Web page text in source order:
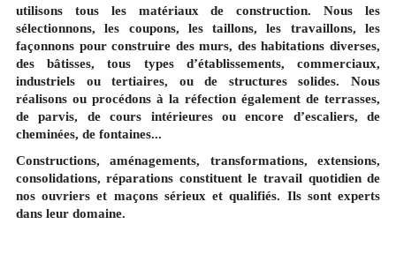
utilisons tous les matériaux de construction. Nous les
sélectionnons, les coupons, les taillons, les travaillons, les
façonnons pour construire des murs, des habitations diverses,
des bâtisses, tous types d’établissements, commerciaux,
industriels ou tertiaires, ou de structures solides. Nous
réalisons ou procédons à la réfection également de terrasses,
de parvis, de cours intérieures ou encore d’escaliers, de
cheminées, de fontaines...
Constructions, aménagements, transformations, extensions,
consolidations, réparations constituent le travail quotidien de
nos ouvriers et maçons sérieux et qualifiés. Ils sont experts
dans leur domaine.